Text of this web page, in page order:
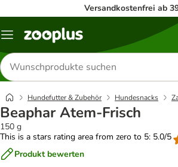
Versandkostenfrei ab
Menü
Produkte
suchen
Hundefutter & Zubehör Hundesnacks
Beaphar Atem-Frisch
150 g
This is a stars rating area from zero to 5: 5.0/5
Produkt bewerten